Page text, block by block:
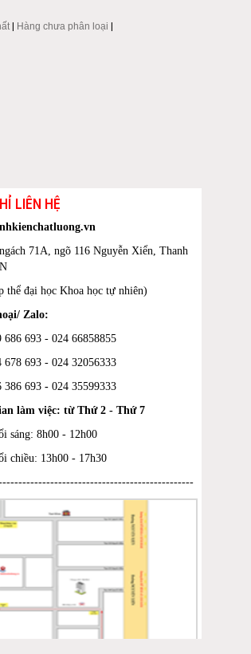
| Hàng chưa phân loại |
LIÊN HỆ
71A, ngõ 116 Nguyễn Xiển, Thanh
thể đại học Khoa học tự nhiên)
Zalo:
693 - 024 66858855
693 - 024 32056333
693 - 024 35599333
làm việc: từ Thứ 2 - Thứ 7
8h00 - 12h00
13h00 - 17h30